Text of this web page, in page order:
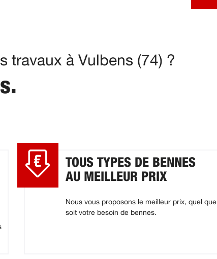
travaux à Vulbens (74) ?
TOUS TYPES DE BENNES
AU MEILLEUR PRIX
Nous vous proposons le meilleur prix, quel que
soit votre besoin de bennes.